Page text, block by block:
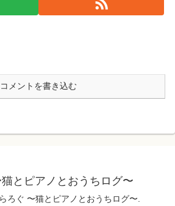
コメントを書き込む
とピアノとおうちログ〜
ろぐ 〜猫とピアノとおうちログ〜.